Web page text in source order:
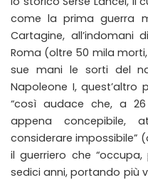
come la prima guerra
Cartagine, all’indomani
Roma (oltre 50 mila morti,
sue mani le sorti del
Napoleone I, quest’altro
“così audace che, a
appena concepibile,
considerare impossibile”
il guerriero che
sedici anni, portando più